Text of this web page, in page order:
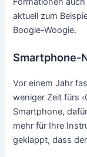
aktuell zum
Boogie-Woogie.
Smartphone-
Vor einem Jahr
weniger Zeit fürs
Smartphone,
mehr für Ihre
geklappt, dass